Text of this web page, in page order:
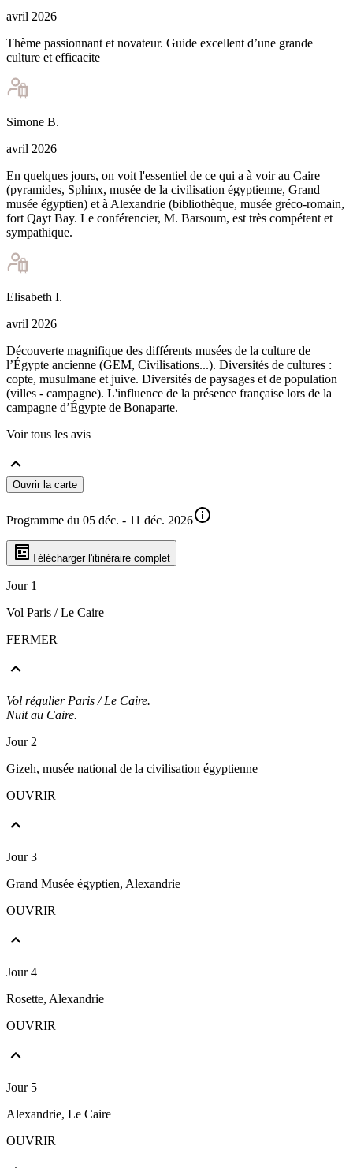
avril 2026
Thème passionnant et novateur. Guide excellent d’une grande
culture et efficacite
Simone B.
avril 2026
En quelques jours, on voit l'essentiel de ce qui a à voir au Caire
(pyramides, Sphinx, musée de la civilisation égyptienne, Grand
musée égyptien) et à Alexandrie (bibliothèque, musée gréco-romain,
fort Qayt Bay. Le conférencier, M. Barsoum, est très compétent et
sympathique.
Elisabeth I.
avril 2026
Découverte magnifique des différents musées de la culture de
l’Égypte ancienne (GEM, Civilisations...). Diversités de cultures :
copte, musulmane et juive. Diversités de paysages et de population
(villes - campagne). L'influence de la présence française lors de la
campagne d’Égypte de Bonaparte.
Voir tous les avis
Ouvrir la carte
Programme du 05 déc. - 11 déc. 2026
Télécharger l'itinéraire complet
Jour 1
Vol Paris / Le Caire
FERMER
Vol régulier Paris / Le Caire.
Nuit au Caire.
Jour 2
Gizeh, musée national de la civilisation égyptienne
OUVRIR
Jour 3
Grand Musée égyptien, Alexandrie
OUVRIR
Jour 4
Rosette, Alexandrie
OUVRIR
Jour 5
Alexandrie, Le Caire
OUVRIR